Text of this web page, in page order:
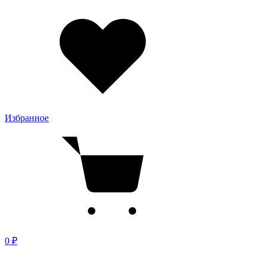
Избранное
0 ₽